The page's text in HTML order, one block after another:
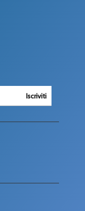
Iscriviti